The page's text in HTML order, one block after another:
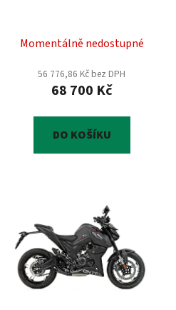
Momentálně nedostupné
56 776,86 Kč bez DPH
68 700 Kč
DO KOŠÍKU